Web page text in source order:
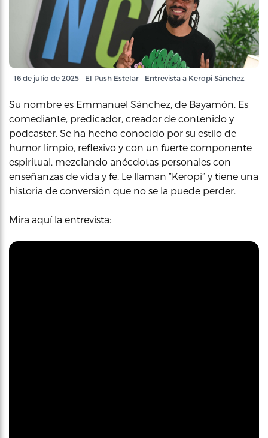
16 de julio de 2025 - El Push Estelar - Entrevista a Keropi Sánchez.
Su nombre es Emmanuel Sánchez, de Bayamón. Es
comediante, predicador, creador de contenido y
podcaster. Se ha hecho conocido por su estilo de
humor limpio, reflexivo y con un fuerte componente
espiritual, mezclando anécdotas personales con
enseñanzas de vida y fe. Le llaman “Keropi” y tiene una
historia de conversión que no se la puede perder.
Mira aquí la entrevista: